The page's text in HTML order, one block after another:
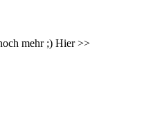
mehr ;) Hier >>